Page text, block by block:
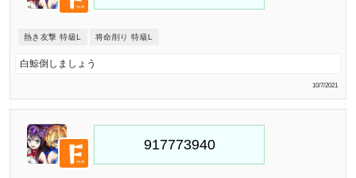
熱き友撃 特級L 将命削り 特級L
白鯨倒しましょう
10/7/2021